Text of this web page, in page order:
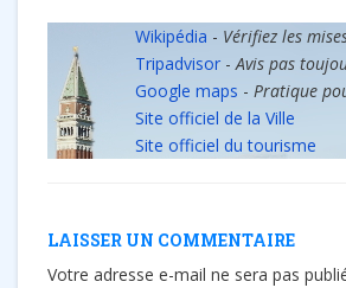
Wikipédia - Vérifiez les
Tripadvisor-Avis pas
Google maps - Pratique
Site officiel de la Ville
Site officiel du tourisme
LAISSER UN COMMENTAIRE
Votre adresse e-mail ne sera pas